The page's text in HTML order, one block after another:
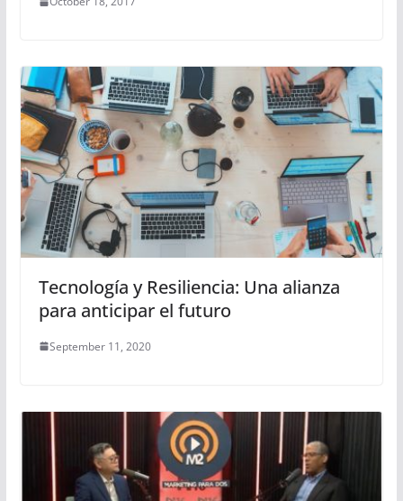
Tecnología y Resiliencia: Una alianza
para anticipar el futuro
September 11, 2020